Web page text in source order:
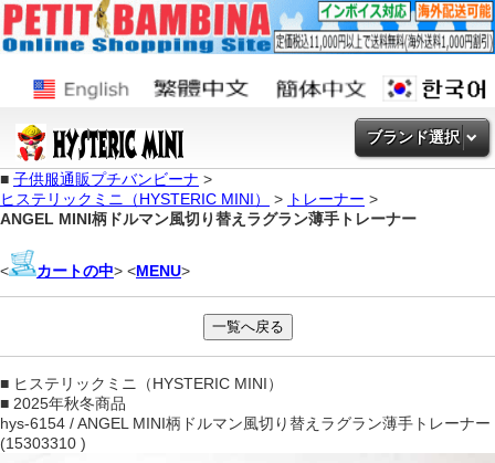
ブランド選択
■ 子供服通販プチバンビーナ >
ヒステリックミニ（HYSTERIC MINI）
> トレーナー >
ANGEL MINI柄ドルマン風切り替えラグラン薄手トレーナー
< カートの中> <MENU>
■ ヒステリックミニ（HYSTERIC MINI）
■ 2025年秋冬商品
hys-6154 / ANGEL MINI柄ドルマン風切り替えラグラン薄手トレーナー
(15303310 )